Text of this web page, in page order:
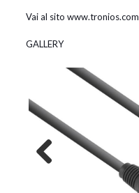
Vai al sito www.tronios.com
GALLERY